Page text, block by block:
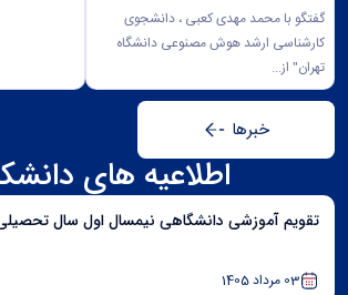
مصنوعی دانشگاه...
گفتگو با محمد مهدی کعبی ، دانشجوی
کارشناسی ارشد هوش مصنوعی دانشگاه
تهران" از...
خبرها
اطلاعیه های
تقویم آموزشی دانشگاهی نیمسال اول سال تحصیلی 1406-
03 مرداد 1405